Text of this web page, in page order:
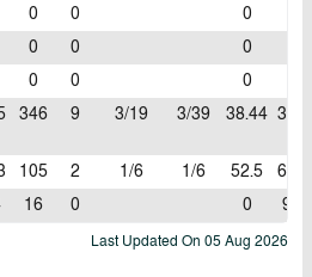
0 0 0
0 0 0
0 0 0
346 9 3/19 3/39 38.44 3.89
105 2 1/6 1/6 52.5
6.36
16 0 0 9.6
Last Updated On 05 Aug 2026